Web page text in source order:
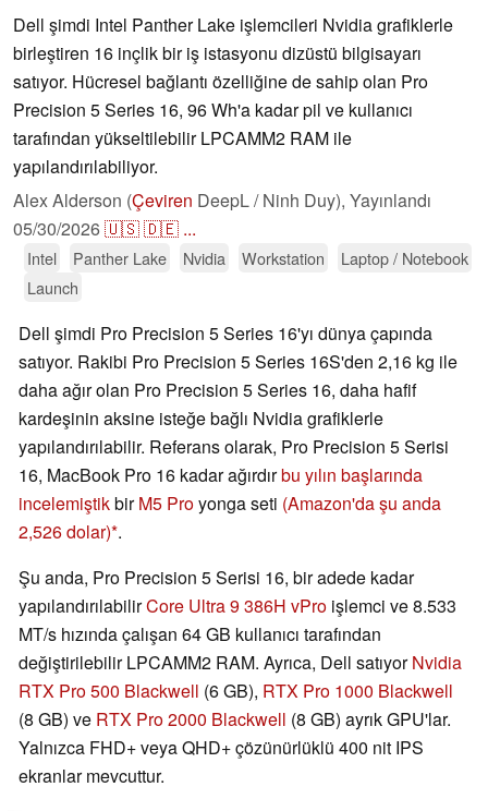
Dell şimdi Intel Panther Lake işlemcileri Nvidia grafiklerle
birleştiren 16 inçlik bir iş istasyonu dizüstü bilgisayarı
satıyor. Hücresel bağlantı özelliğine de sahip olan Pro
Precision 5 Series 16, 96 Wh'a kadar pil ve kullanıcı
tarafından yükseltilebilir LPCAMM2 RAM ile
yapılandırılabiliyor.
Alex Alderson (Çeviren DeepL / Ninh Duy), Yayınlandı
05/30/2026🇺🇸🇩🇪 ...
Intel Panther Lake Nvidia Workstation
Laptop / Notebook
Launch
Dell şimdi Pro Precision 5 Series 16'yı dünya çapında
satıyor. Rakibi Pro Precision 5 Series 16S'den 2,16 kg ile
daha ağır olan Pro Precision 5 Series 16, daha hafif
kardeşinin aksine isteğe bağlı Nvidia grafiklerle
yapılandırılabilir. Referans olarak, Pro Precision 5 Serisi
16, MacBook Pro 16 kadar ağırdırbu yılın başlarında
incelemiştikbirM5 Proyonga seti (Amazon'da şu anda
2,526 dolar) .
Şu anda, Pro Precision 5 Serisi 16, bir adede kadar
yapılandırılabilirCore Ultra 9 386H vPro işlemci ve 8.533
MT/s hızında çalışan 64 GB kullanıcı tarafından
değiştirilebilir LPCAMM2 RAM. Ayrıca, Dell satıyorNvidia
RTX Pro 500 Blackwell (6 GB), RTX Pro 1000 Blackwell
(8 GB) ve RTX Pro 2000 Blackwell (8 GB) ayrık GPU'lar.
Yalnızca FHD+ veya QHD+ çözünürlüklü 400 nit IPS
ekranlar mevcuttur.